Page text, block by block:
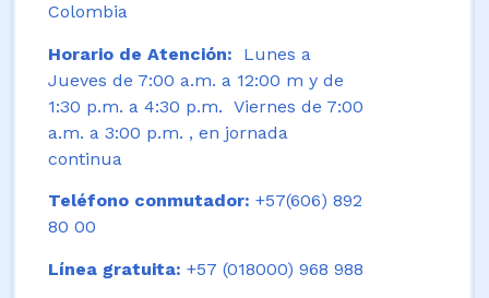
Colombia
Horario de Atención:
Lunes a
Jueves de 7:00 a.m. a 12:00 m y de
1:30 p.m. a 4:30 p.m. Viernes de 7:00
a.m. a 3:00 p.m. , en jornada
continua
Teléfono conmutador: +57(606) 892
80 00
Línea gratuita: +57 (018000) 968 988